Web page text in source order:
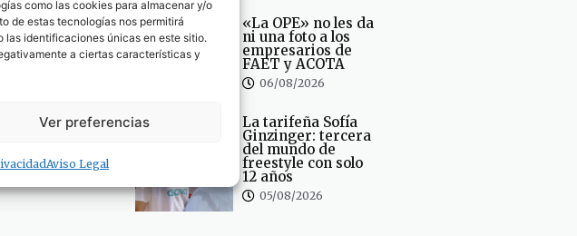
como las cookies para almacenar y/o
de estas tecnologías nos permitirá
las identificaciones únicas en este sitio.
a ciertas características y
Ver preferencias
Aviso Legal
Batalla del
al tráfico por
«La OPE» no les da
ni una foto a los
empresarios de
FAET y ACOTA
06/08/2026
La tarifeña Sofía
Ginzinger: tercera
del mundo de
freestyle con solo
12 años
05/08/2026